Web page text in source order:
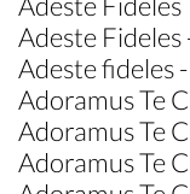
Adeste Fideles
Adeste fideles
Adoramus Te
Adoramus Te
Adoramus Te